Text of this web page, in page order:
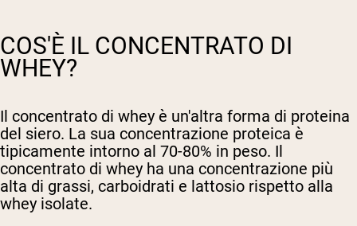
COS'È IL CONCENTRATO DI
WHEY?
Il concentrato di whey è un'altra forma di proteina
del siero. La sua concentrazione proteica è
tipicamente intorno al 70-80% in peso. Il
concentrato di whey ha una concentrazione più
alta di grassi, carboidrati e lattosio rispetto alla
whey isolate.